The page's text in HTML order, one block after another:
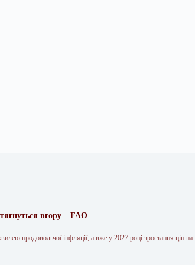
вгору – FAO
продовольчої інфляції, а вже у 2027 році зростання цін